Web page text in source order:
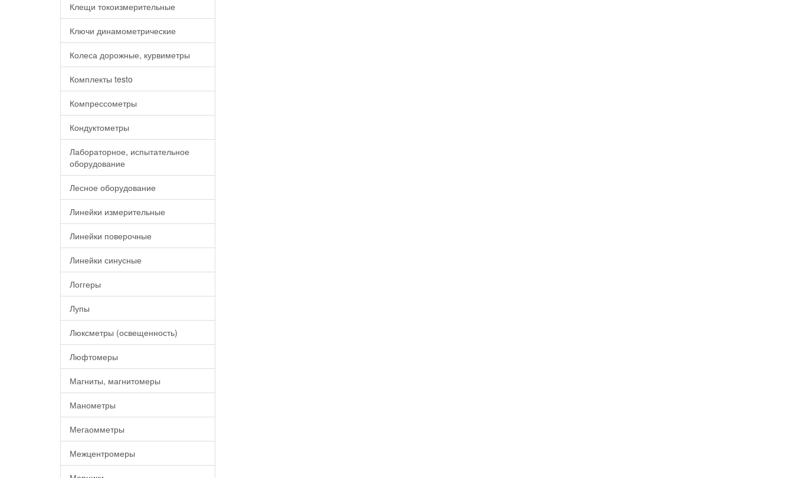
Клещи токоизмерительные
Ключи динамометрические
Колеса дорожные, курвиметры
Комплекты testo
Компрессометры
Кондуктометры
Лабораторное, испытательное
оборудование
Лесное оборудование
Линейки измерительные
Линейки поверочные
Линейки синусные
Логгеры
Лупы
Люксметры (освещенность)
Люфтомеры
Магниты, магнитомеры
Манометры
Мегаомметры
Межцентромеры